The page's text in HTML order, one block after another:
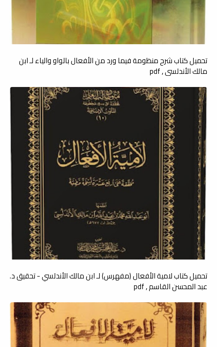
تحميل كتاب شرح منظومة فيما ورد من الأفعال بالواو والياء لـ ابن
مالك الأندلسي , pdf
تحميل كتاب لامية الأفعال (مفهرس) لـ ابن مالك الأندلسي - تحقيق د.
عبد المحسن القاسم , pdf